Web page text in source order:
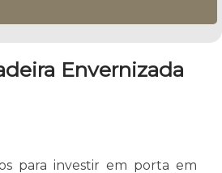
Envernizada
para investir em porta em